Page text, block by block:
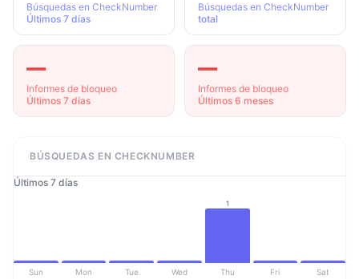
Búsquedas en CheckNumber
Últimos 7 días
Búsquedas en CheckNumber
total
—
Informes de bloqueo
Últimos 7 días
—
Informes de bloqueo
Últimos 6 meses
BÚSQUEDAS EN CHECKNUMBER
Últimos 7 días
1
Sun Mon Tue Wed Thu Fri Sat